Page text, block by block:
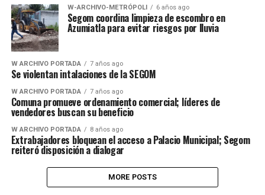
W-ARCHIVO-METRÓPOLI 6 años ago
Segom coordina limpieza de escombro en
Azumiatla para evitar riesgos por lluvia
W ARCHIVO PORTADA 7 años ago
Se violentan intalaciones de la SEGOM
W ARCHIVO PORTADA 7 años ago
Comuna promueve ordenamiento comercial; líderes de
vendedores buscan su beneficio
W ARCHIVO PORTADA 8 años ago
Extrabajadores bloquean el acceso a Palacio Municipal; Segom
reiteró disposición a dialogar
MORE POSTS